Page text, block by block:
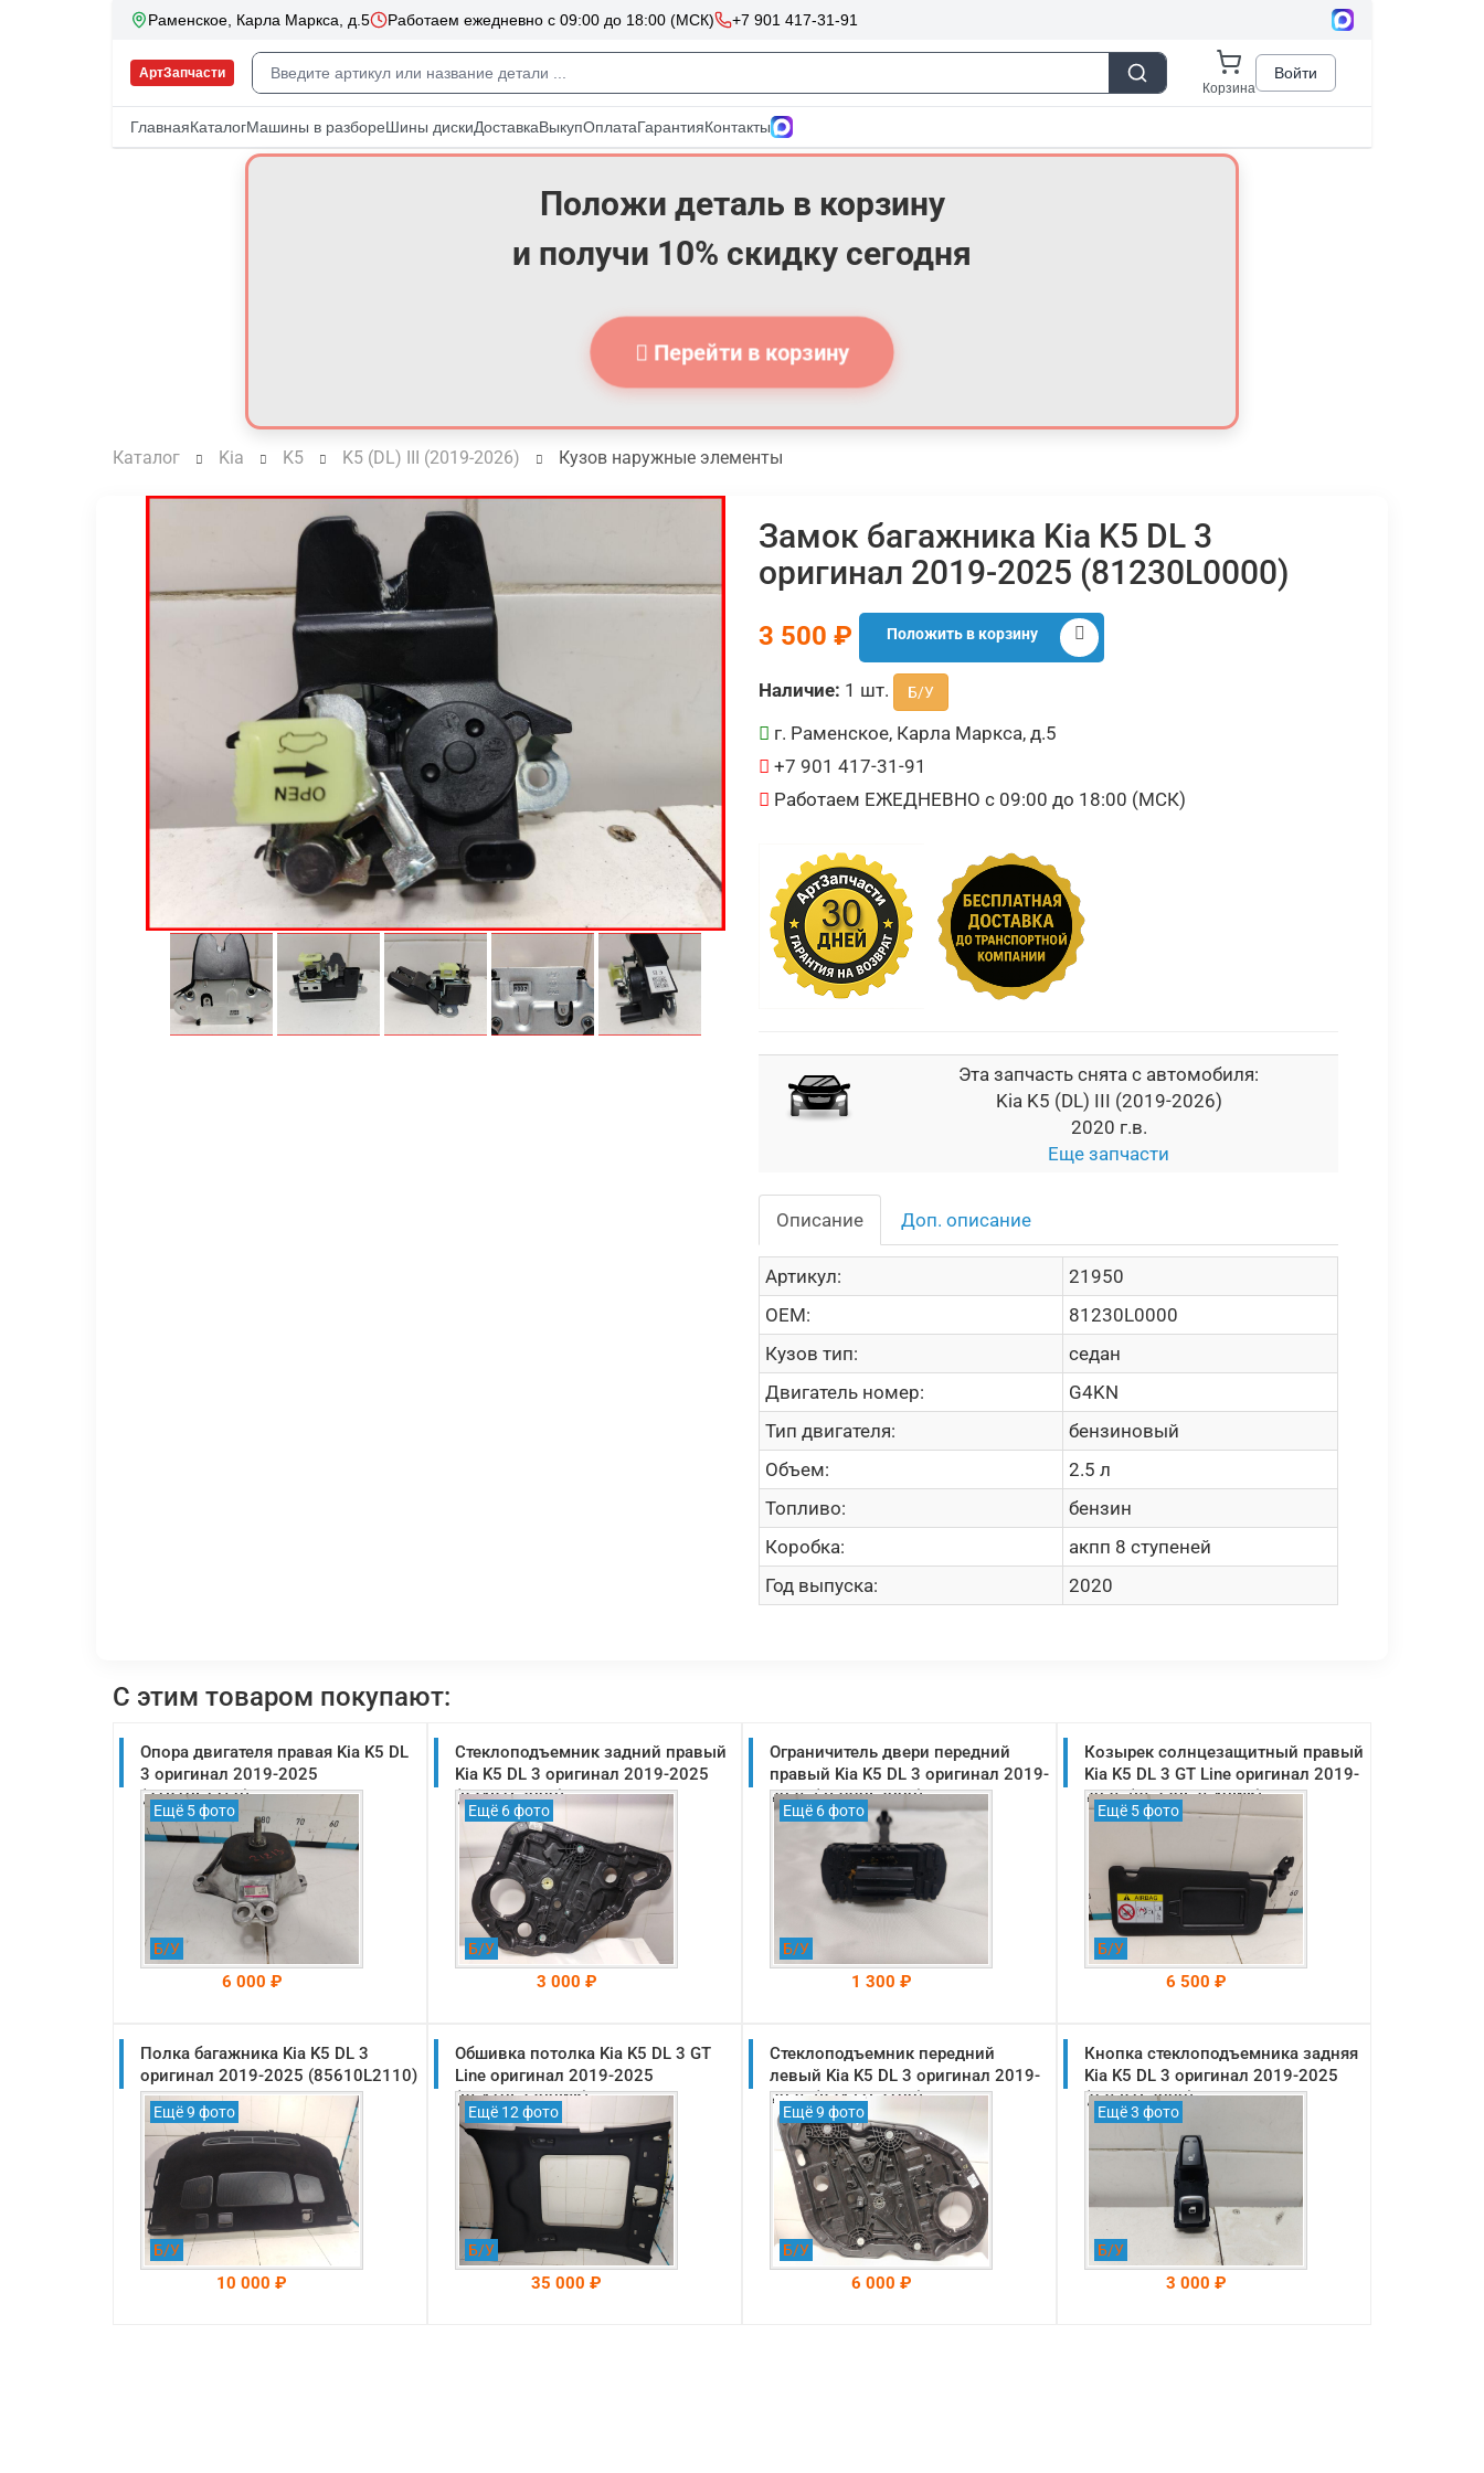
Положи деталь в корзину
и получи 10% скидку сегодня
Перейти в корзину
Каталог Kia K5 K5 (DL) III (2019-2026) Кузов наружные элементы
Замок багажника Kia K5 DL 3
оригинал 2019-2025 (81230L0000)
3 500 ₽ Положить в корзину
Наличие: 1 шт. Б/У
г. Раменское, Карла Маркса, д.5
+7 901 417-31-91
Работаем ЕЖЕДНЕВНО с 09:00 до 18:00 (МСК)
Эта запчасть снята с автомобиля:
Kia K5 (DL) III (2019-2026)
2020 г.в.
Еще запчасти
Описание Доп. описание
Артикул:
21950
OEM:
81230L0000
Кузов тип:
седан
Двигатель номер:
G4KN
Тип двигателя:
бензиновый
Объем:
2.5 л
Топливо:
бензин
Коробка:
акпп 8 ступеней
Год выпуска:
2020
С этим товаром покупают:
Опора двигателя правая Kia K5 DL
3 оригинал 2019-2025
(21810L1150)
Ещё 5 фото
Б/У
6 000 ₽
На складе: Раменское
-->
Стеклоподъемник задний правый
Kia K5 DL 3 оригинал 2019-2025
(83481L2000)
Ещё 6 фото
Б/У
3 000 ₽
На складе: Раменское
-->
Ограничитель двери передний
правый Kia K5 DL 3 оригинал 2019-
2025 (76990L2000)
Ещё 6 фото
Б/У
1 300 ₽
На складе: Раменское
-->
Козырек солнцезащитный правый
Kia K5 DL 3 GT Line оригинал 2019-
2025 (85220L2540WK)
Ещё 5 фото
Б/У
6 500 ₽
На складе: Раменское
-->
Полка багажника Kia K5 DL 3
оригинал 2019-2025 (85610L2110)
Ещё 9 фото
Б/У
10 000 ₽
Обшивка потолка Kia K5 DL 3 GT
Line оригинал 2019-2025
(85410L2300WK)
Ещё 12 фото
Б/У
35 000 ₽
Стеклоподъемник передний
левый Kia K5 DL 3 оригинал 2019-
2025 (82471L2100)
Ещё 9 фото
Б/У
6 000 ₽
Кнопка стеклоподъемника задняя
Kia K5 DL 3 оригинал 2019-2025
(93581L2000)
Ещё 3 фото
Б/У
3 000 ₽